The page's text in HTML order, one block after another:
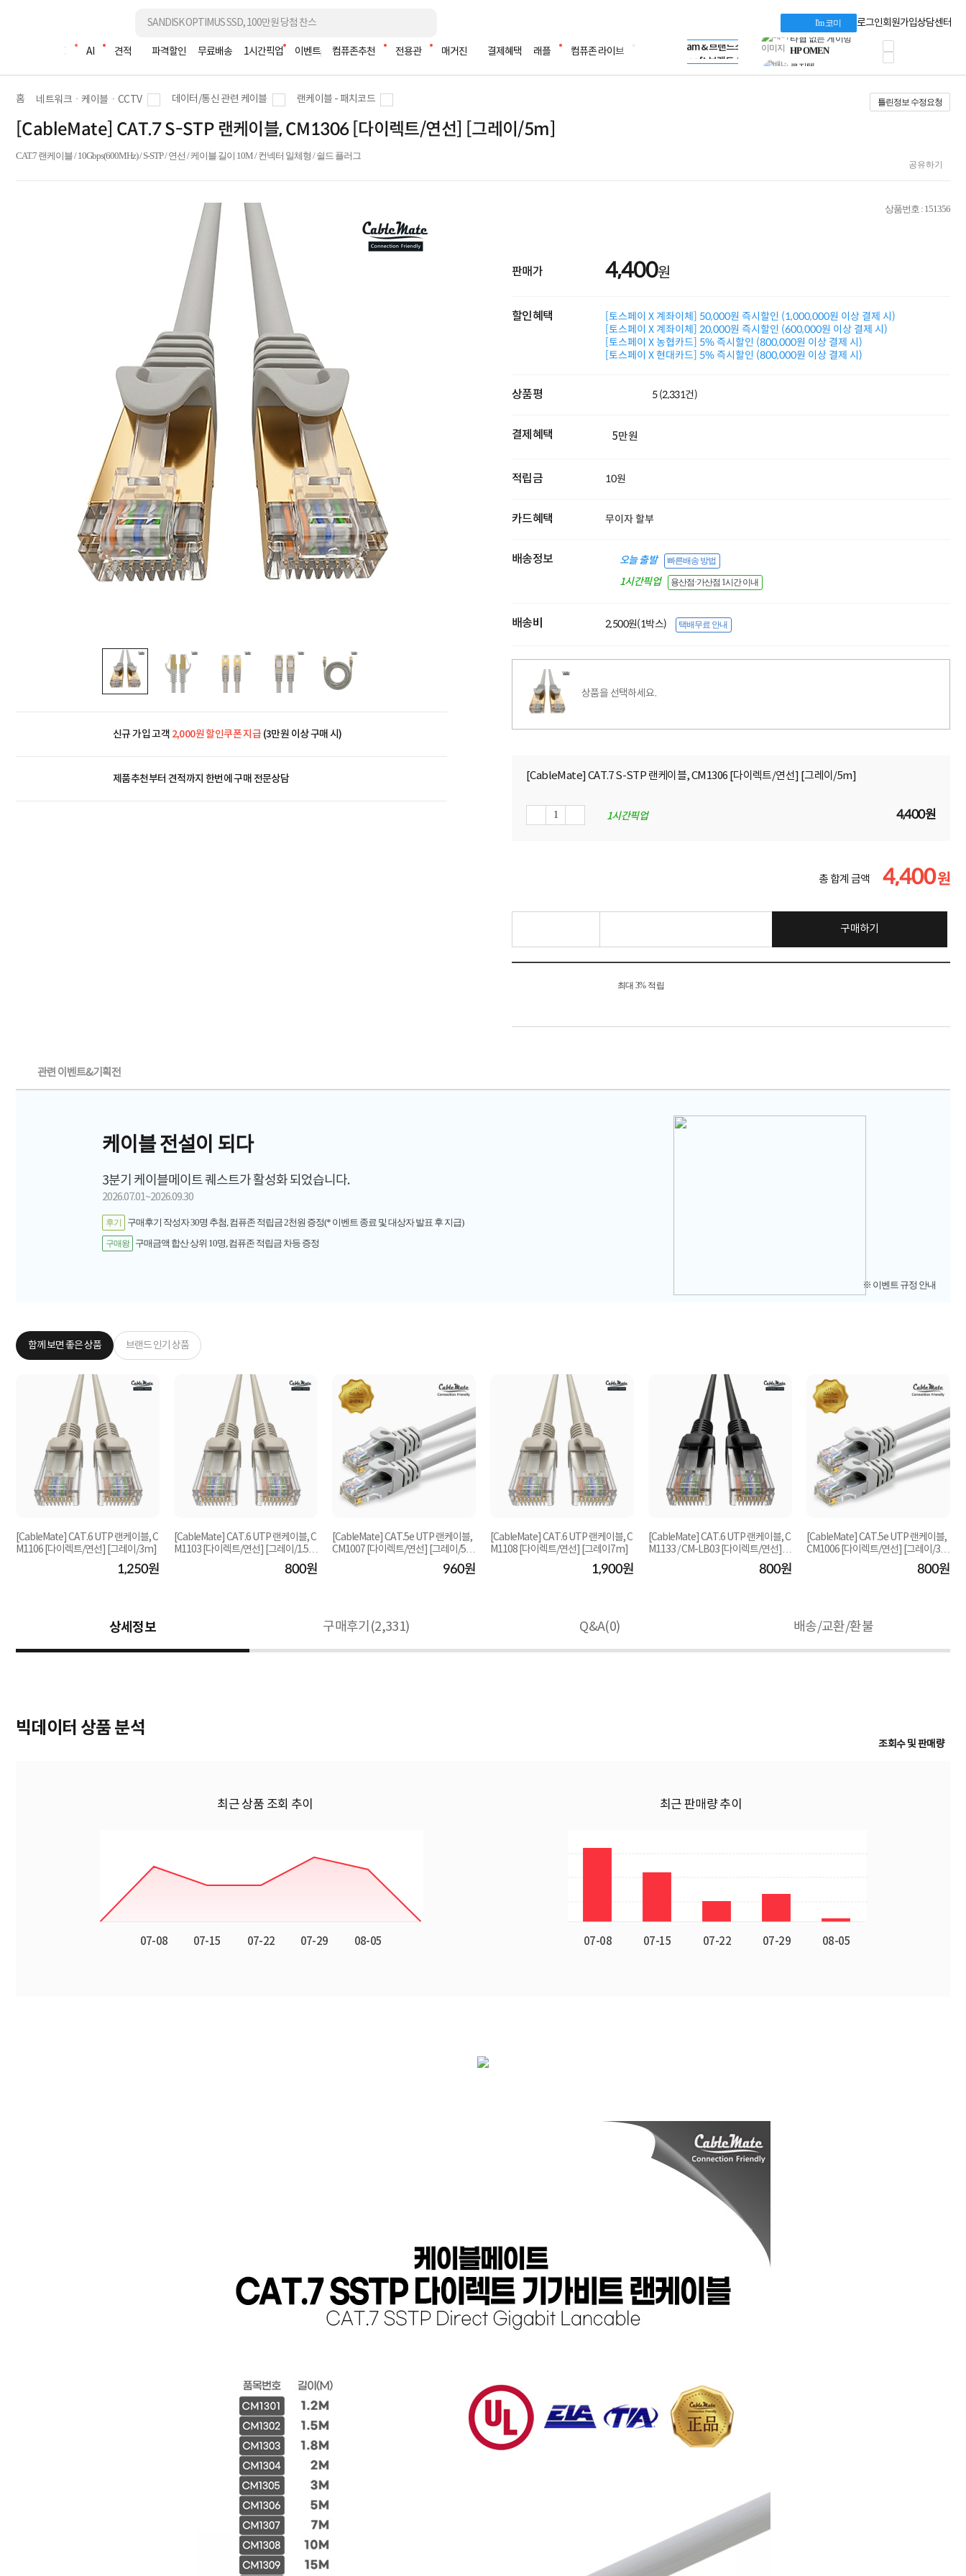
I'm 코미 로그인회원가입상담센터
조립PC AI 견적 파격할인 무료배송 1시간픽업 이벤트 컴퓨존추천 전용관 매거진 결제혜택 래플 컴퓨존 라이브
LG gram & 브랜드스토어
Microsoft 브랜드스토어
AMD 브랜드스토어
Dell 구매 찬스
프로 에센셜
타협 없는 게이밍
HP OMEN
로지텍
MSI 공유기
적립금 3% 페이백
시스코 스위칭허브
누적 금액 별
홈 네트워크ㆍ케이블ㆍCCTV 데이터/통신 관련 케이블 랜케이블 - 패치코드 틀린정보 수정요청
[CableMate] CAT.7 S-STP 랜케이블, CM1306 [다이렉트/연선] [그레이/5m]
CAT.7 랜케이블 / 10Gbps(600MHz) / S-STP / 연선 / 케이블 길이 10M / 컨넥터 일체형 / 쉴드 플러그
공유하기
신규 가입 고객 2,000원 할인쿠폰 지급(3만원 이상 구매 시)
제품추천부터 견적까지 한번에구매 전문상담
상품번호 : 151356
판매가 4,400원
할인혜택
[토스페이 X 계좌이체] 50,000원 즉시할인 (1,000,000원 이상 결제 시)
[토스페이 X 계좌이체] 20,000원 즉시할인 (600,000원 이상 결제 시)
[토스페이 X 농협카드] 5% 즉시할인 (800,000원 이상 결제 시)
[토스페이 X 현대카드] 5% 즉시할인 (800,000원 이상 결제 시)
상품평 5 (2,331건)
결제혜택 5만원
적립금 10원
카드혜택 무이자 할부
배송정보 오늘 출발 빠른배송 방법
1시간픽업 용산점·가산점 1시간 이내
배송비 2,500원(1박스) 택배무료 안내
상품을 선택하세요.
[CableMate] CAT.7 S-STP 랜케이블, CM1306 [다이렉트/연선] [그레이/5m]
1시간픽업 4,400원
총 합계 금액 4,400원
구매하기
최대 3% 적립
관련 이벤트&기획전
케이블 전설이 되다
3분기 케이블메이트 퀘스트가 활성화 되었습니다.
2026.07.01~2026.09.30
후기 구매후기 작성자 30명 추첨, 컴퓨존 적립금 2천원 증정(* 이벤트 종료 및 대상자 발표 후 지급)
구매왕 구매금액 합산 상위 10명, 컴퓨존 적립금 차등 증정
※ 이벤트 규정 안내
함께 보면 좋은 상품 브랜드 인기 상품
[CableMate] CAT.6 UTP 랜케이블, C
M1106 [다이렉트/연선] [그레이/3m]
1,250원
[CableMate] CAT.6 UTP 랜케이블, C
M1103 [다이렉트/연선] [그레이/1.5
800원
[CableMate] CAT.5e UTP 랜케이블,
CM1007 [다이렉트/연선] [그레이/5
960원
[CableMate] CAT.6 UTP 랜케이블, C
M1108 [다이렉트/연선] [그레이7m]
1,900원
[CableMate] CAT.6 UTP 랜케이블, C
M1133 / CM-LB03 [다이렉트/연선]
800원
[CableMate] CAT.5e UTP 랜케이블,
CM1006 [다이렉트/연선] [그레이/3
800원
상세정보 구매후기(2,331) Q&A(0) 배송/교환/환불
빅데이터 상품 분석
조회수 및 판매량
최근 상품 조회 추이 최근 판매량 추이